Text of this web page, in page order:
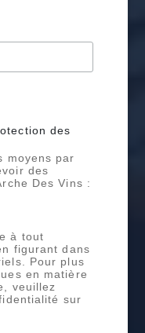
des
moyens par
des
Des Vins :
à tout
figurant dans
Pour plus
en matière
veuillez
sur